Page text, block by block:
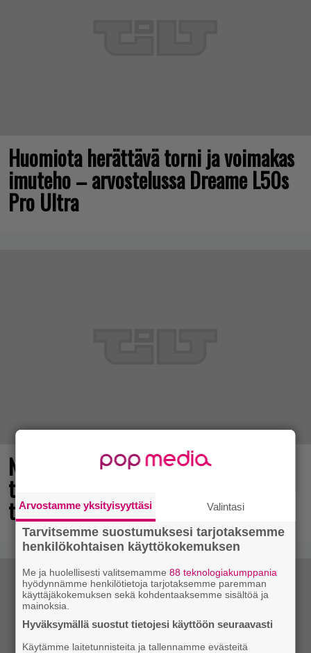
Huomiota herättävä torni ja voimakas
imuteho – arvostelussa Dreame L50s
Pro Ultra
Nyt ilmaiseksi Steamissa – nappaa
tämä avaruusseikkailu välittömästi
talteen!
Arvostamme yksityisyyttäsi Valintasi
Tarvitsemme suostumuksesi tarjotaksemme
henkilökohtaisen käyttökokemuksen
Me ja huolellisesti valitsemamme88 teknologiakumppania
hyödynnämme henkilötietoja tarjotaksemme paremman
käyttäjäkokemuksen sekä kohdentaaksemme sisältöä ja
mainoksia.
Hyväksymällä suostut tietojesi käyttöön seuraavasti
Käytämme laitetunnisteita ja tallennamme evästeitä